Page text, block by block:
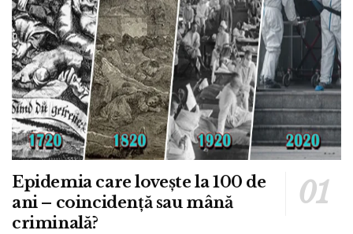
Epidemia care lovește la 100 de
ani – coincidență sau mână
criminală?